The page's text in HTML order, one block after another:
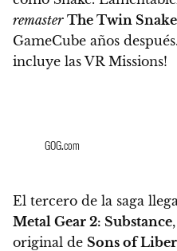
remaster The Twin
GameCube años después.
incluye las VR Missions!
GOG.com
El tercero de la saga
Metal Gear 2: Substance
original de Sons of